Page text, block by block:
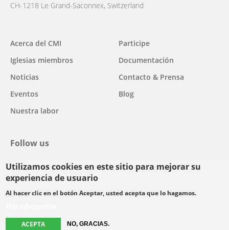
Utilizamos cookies en este sitio para mejorar su
experiencia de usuario
Al hacer clic en el botón Aceptar, usted acepta que lo hagamos.
ACEPTA NO, GRACIAS.
CH-1218 Le Grand-Saconnex, Switzerland
Main
navigation
Acerca del CMI
Iglesias miembros
Noticias
Eventos
Nuestra labor
Participe
Documentación
Contacto & Prensa
Blog
Follow us
facebook
twitteryoutubeyoutubeinstagram
Select
menu
© Copyright WCC 2026